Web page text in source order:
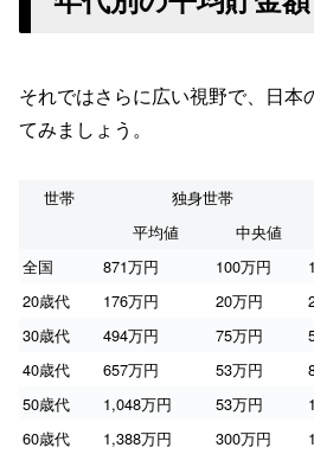
それではさらに広い視野で、日本
てみましょう。
世帯 独身世帯
平均値
中央値
全国
871万円 100万円
20歳代
176万円 20万円
30歳代
494万円 75万円
40歳代
657万円 53万円
50歳代
1,048万円 53万円
60歳代
1,388万円 300万円